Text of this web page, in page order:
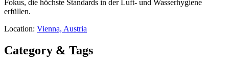
Fokus, die höchste Standards in der Luft- und Wasserhygiene
erfüllen.
Location: Vienna, Austria
Category & Tags